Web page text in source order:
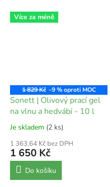
Více za méně
1 829 Kč –9 %
Sonett | Olivový prací gel
na vlnu a hedvábí - 10 l
Je skladem (2 ks)
1 363,64 Kč bez DPH
1 650 Kč
Do košíku